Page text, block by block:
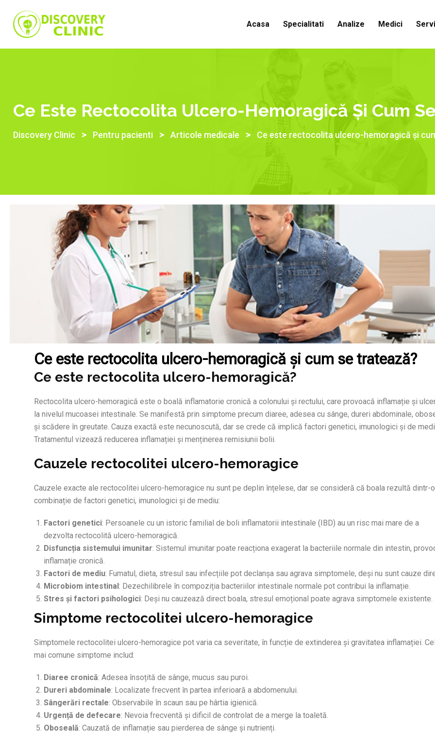
Acasa Specialitati Analize Medici
Ce Este Rectocolita Ulcero-Hemoragică Și Cum
Discovery Clinic > Pentru pacienti > Articole medicale > Ce este rectocolita ulcero-hemoragică și
Ce este rectocolita ulcero-hemoragică și cum se tratează?
Ce este rectocolita ulcero-hemoragică?
Rectocolita ulcero-hemoragică este o boală inflamatorie cronică a colonului și rectului, care provoacă inflamație și
la nivelul mucoasei intestinale. Se manifestă prin simptome precum diaree, adesea cu sânge, dureri abdominale,
și scădere în greutate. Cauza exactă este necunoscută, dar se crede că implică factori genetici, imunologici și de
Tratamentul vizează reducerea inflamației și menținerea remisiunii bolii.
Cauzele rectocolitei ulcero-hemoragice
Cauzele exacte ale rectocolitei ulcero-hemoragice nu sunt pe deplin înțelese, dar se consideră că boala rezultă dintr-o
combinație de factori genetici, imunologici și de mediu:
Factori genetici: Persoanele cu un istoric familial de boli inflamatorii intestinale (IBD) au un risc mai mare de a
dezvolta rectocolită ulcero-hemoragică.
Disfuncția sistemului imunitar: Sistemul imunitar poate reacționa exagerat la bacteriile normale din intestin,
inflamație cronică.
Factori de mediu: Fumatul, dieta, stresul sau infecțiile pot declanșa sau agrava simptomele, deși nu sunt cauze
Microbiom intestinal : Dezechilibrele în compoziția bacteriilor intestinale normale pot contribui la inflamație.
Stres și factori psihologici: Deși nu cauzează direct boala, stresul emoțional poate agrava simptomele existente.
Simptome rectocolitei ulcero-hemoragice
Simptomele rectocolitei ulcero-hemoragice pot varia ca severitate, în funcție de extinderea și gravitatea inflamației.
mai comune simptome includ:
Diaree cronică: Adesea însoțită de sânge, mucus sau puroi.
Dureri abdominale: Localizate frecvent în partea inferioară a abdomenului.
Sângerări rectale: Observabile în scaun sau pe hârtia igienică.
Urgență de defecare: Nevoia frecventă și dificil de controlat de a merge la toaletă.
Oboseală: Cauzată de inflamație sau pierderea de sânge și nutrienți.